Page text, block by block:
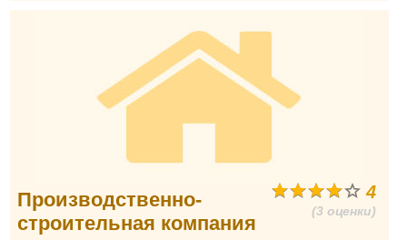
4
(3 оценки)
Производственно-
строительная компания